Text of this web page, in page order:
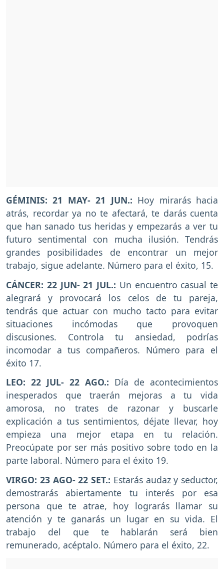
GÉMINIS: 21 MAY- 21 JUN.: Hoy mirarás hacia
atrás, recordar ya no te afectará, te darás cuenta
que han sanado tus heridas y empezarás a ver tu
futuro sentimental con mucha ilusión. Tendrás
grandes posibilidades de encontrar un mejor
trabajo, sigue adelante. Número para el éxito, 15.
CÁNCER: 22 JUN- 21 JUL.: Un encuentro casual te
alegrará y provocará los celos de tu pareja,
tendrás que actuar con mucho tacto para evitar
situaciones incómodas que provoquen
discusiones. Controla tu ansiedad, podrías
incomodar a tus compañeros. Número para el
éxito 17.
LEO: 22 JUL- 22 AGO.: Día de acontecimientos
inesperados que traerán mejoras a tu vida
amorosa, no trates de razonar y buscarle
explicación a tus sentimientos, déjate llevar, hoy
empieza una mejor etapa en tu relación.
Preocúpate por ser más positivo sobre todo en la
parte laboral. Número para el éxito 19.
VIRGO: 23 AGO- 22 SET.: Estarás audaz y seductor,
demostrarás abiertamente tu interés por esa
persona que te atrae, hoy lograrás llamar su
atención y te ganarás un lugar en su vida. El
trabajo del que te hablarán será bien
remunerado, acéptalo. Número para el éxito, 22.